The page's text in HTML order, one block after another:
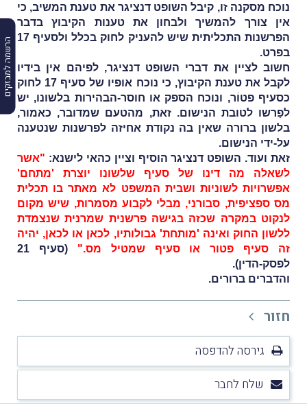
הרשמה למבזקים
נוכח מסקנה זו, קיבל השופט דנציגר את טענת המשיב, כי
אין צורך להמשיך ולבחון את טענות הקיבוץ בדבר
הפרשנות התכליתית שיש להעניק לחוק בכלל ולסעיף 17
בפרט.
חשוב לציין את דברי השופט דנציגר, לפיהם אין בידיו
לקבל את טענת הקיבוץ, כי נוכח אופיו של סעיף 17 לחוק
כסעיף פטוֹר, ונוכח הספק או חוסר-הבהירות בלשונו, יש
לפַרשו לטובת הנישום. זאת, מהטעם שמדובר, כאמור,
בלשון ברורה שאין בה נקודת אחיזה לפרשנות שנטענה
על-ידי הנישום.
זאת ועוד. השופט דנציגר הוסיף וציין כהאי לישנא: "אשר
לשאלה מה דינו של סעיף שלשונו יוצרת 'מתחם'
אפשרויות לשוניות ושבית המשפט לא מאתר בו תכלית
מס ספציפית, סבורני, מבלי לקבוע מסמרות, שיש מקום
לנקוט במקרה שכזה בגישה פרשנית שמרנית שנצמדת
ללשון החוק ואינה 'מותחת' גבולותיו, לכאן או לכאן, יהיה
זה סעיף פטור או סעיף שמטיל מס."
(סעיף 21
לפסק-הדין).
והדברים ברורים.
חזור
גירסה להדפסה
שלח לחבר